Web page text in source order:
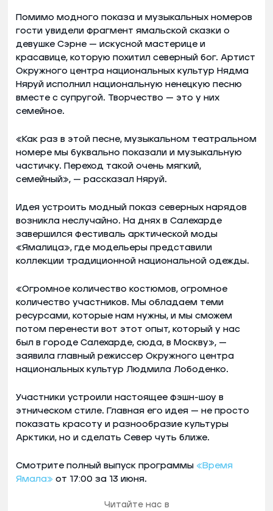
Помимо модного показа и музыкальных номеров
гости увидели фрагмент ямальской сказки о
девушке Сэрне — искусной мастерице и
красавице, которую похитил северный бог. Артист
Окружного центра национальных культур Нядма
Няруй исполнил национальную ненецкую песню
вместе с супругой. Творчество — это у них
семейное.
«Как раз в этой песне, музыкальном театральном
номере мы буквально показали и музыкальную
частичку. Переход такой очень мягкий,
семейный», — рассказал Няруй.
Идея устроить модный показ северных нарядов
возникла неслучайно. На днях в Салехарде
завершился фестиваль арктической моды
«Ямалица», где модельеры представили
коллекции традиционной национальной одежды.
«Огромное количество костюмов, огромное
количество участников. Мы обладаем теми
ресурсами, которые нам нужны, и мы сможем
потом перенести вот этот опыт, который у нас
был в городе Салехарде, сюда, в Москву», —
заявила главный режиссер Окружного центра
национальных культур Людмила Лободенко.
Участники устроили настоящее фэшн-шоу в
этническом стиле. Главная его идея — не просто
показать красоту и разнообразие культуры
Арктики, но и сделать Север чуть ближе.
Смотрите полный выпуск программы «Время
Ямала» от 17:00 за 13 июня.
Читайте нас в